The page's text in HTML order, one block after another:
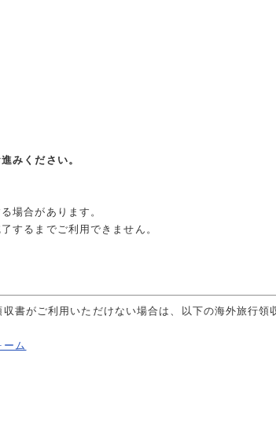
みください。
場合があります。
するまでご利用できません。
がご利用いただけない場合は、以下の海外旅行領
ーム